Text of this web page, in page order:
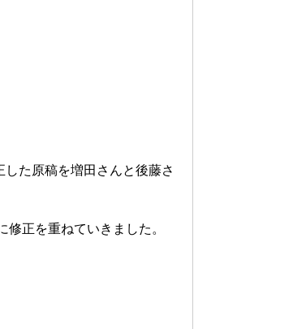
た原稿を増田さんと後藤さ
正を重ねていきました。